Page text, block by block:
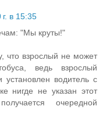
г. в 15:35
"Мы круты!"
что взрослый не может
ведь взрослый
водитель с
нигде не указан этот
очередной